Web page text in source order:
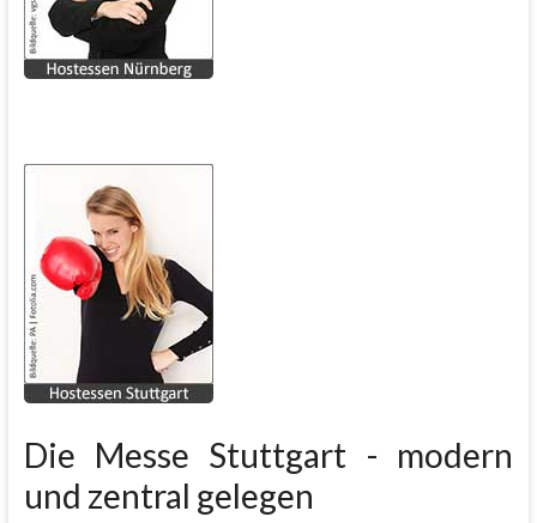
Die Messe Stuttgart - modern
und zentral gelegen